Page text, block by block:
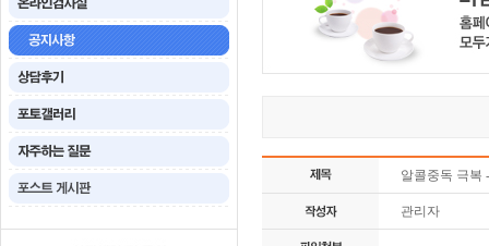
알콜중독 극복
관리자